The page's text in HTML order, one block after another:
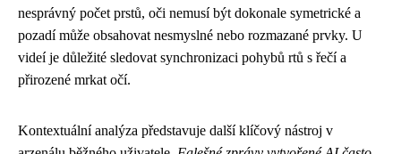
nesprávný počet prstů, oči nemusí být dokonale symetrické a
pozadí může obsahovat nesmyslné nebo rozmazané prvky. U
videí je důležité sledovat synchronizaci pohybů rtů s řečí a
přirozené mrkat očí.
Kontextuální analýza představuje další klíčový nástroj v